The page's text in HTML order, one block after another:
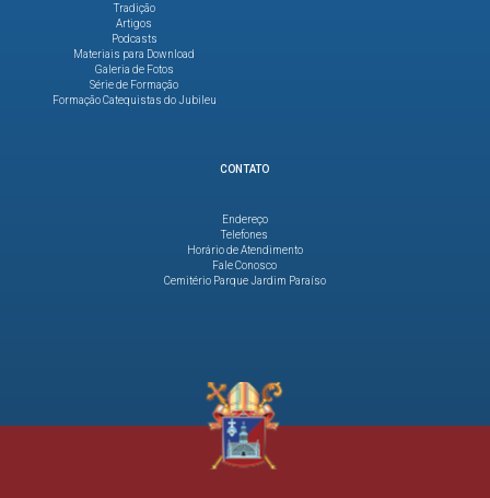
Tradição
Artigos
Podcasts
Materiais para Download
Galeria de Fotos
Série de Formação
Formação Catequistas do Jubileu
CONTATO
Endereço
Telefones
Horário de Atendimento
Fale Conosco
Cemitério Parque Jardim Paraíso